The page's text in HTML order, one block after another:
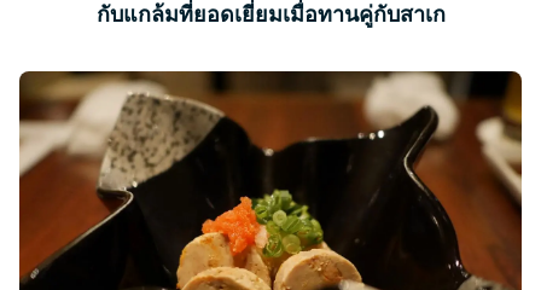
กับแกล้มที่ยอดเยี่ยมเมื่อทานคู่กับสาเก